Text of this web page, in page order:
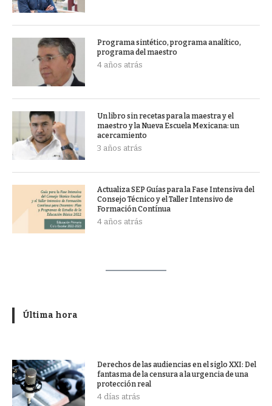
Programa sintético, programa analítico,
programa del maestro
4 años atrás
Un libro sin recetas para la maestra y el
maestro y la Nueva Escuela Mexicana: un
acercamiento
3 años atrás
Actualiza SEP Guías para la Fase Intensiva del
Consejo Técnico y el Taller Intensivo de
Formación Contínua
4 años atrás
Última hora
Derechos de las audiencias en el siglo XXI: Del
fantasma de la censura a la urgencia de una
protección real
4 días atrás